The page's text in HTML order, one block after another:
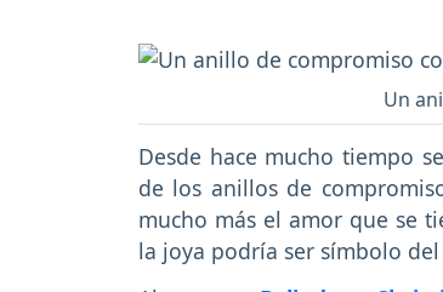
Un
Desde hace mucho tiempo
de los anillos de
mucho más el amor que se
la joya podría ser símbolo